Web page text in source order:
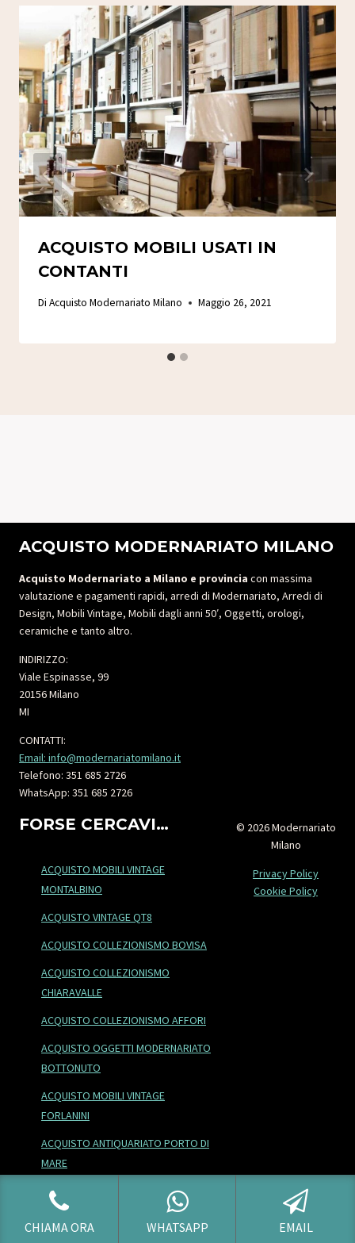
ACQUISTO MOBILI USATI IN
CONTANTI
Di Acquisto Modernariato Milano Maggio 26, 2021
ACQUISTO MODERNARIATO MILANO
Acquisto Modernariato a Milano e provincia con massima
valutazione e pagamenti rapidi, arredi di Modernariato, Arredi di
Design, Mobili Vintage, Mobili dagli anni 50′, Oggetti, orologi,
ceramiche e tanto altro.
INDIRIZZO:
Viale Espinasse, 99
20156 Milano
MI
CONTATTI:
Email: info@modernariatomilano.it
Telefono: 351 685 2726
WhatsApp: 351 685 2726
FORSE CERCAVI…
ACQUISTO MOBILI VINTAGE
MONTALBINO
ACQUISTO VINTAGE QT8
ACQUISTO COLLEZIONISMO BOVISA
ACQUISTO COLLEZIONISMO
CHIARAVALLE
ACQUISTO COLLEZIONISMO AFFORI
ACQUISTO OGGETTI MODERNARIATO
BOTTONUTO
ACQUISTO MOBILI VINTAGE
FORLANINI
ACQUISTO ANTIQUARIATO PORTO DI
MARE
ACQUISTO ANTIQUARIATO TALIEDO
© 2026 Modernariato
Milano
Privacy Policy
Cookie Policy
CHIAMA ORA WHATSAPP EMAIL